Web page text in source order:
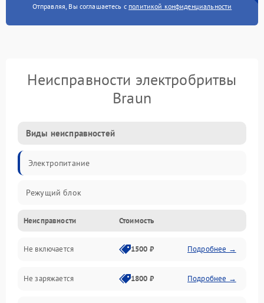
Отправляя, Вы соглашаетесь с политикой конфиденциальности
Неисправности электробритвы
Braun
Виды неисправностей
Электропитание
Режущий блок
Неисправности Стоимость
Не включается 1500 ₽ Подробнее →
Не заряжается 1800 ₽ Подробнее →